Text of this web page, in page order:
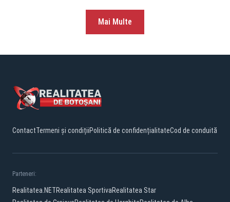
Mai Multe
ContactTermeni și condițiiPolitică de confidențialitateCod de conduită
Parteneri:
Realitatea.NETRealitatea SportivaRealitatea Star